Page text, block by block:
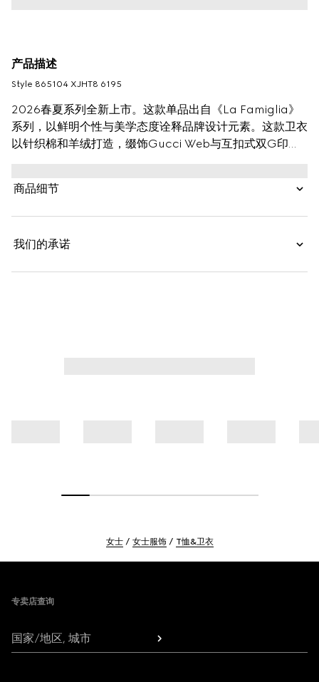
产品描述
Style ‎865104 XJHT8 6195
2026春夏系列全新上市。这款单品出自《La Famiglia》
系列，以鲜明个性与美学态度诠释品牌设计元素。这款卫衣
以针织棉和羊绒打造，缀饰Gucci Web与互扣式双G印
商品细节
我们的承诺
女士 女士服饰 T恤&卫衣
专卖店查询
国家/地区, 城市